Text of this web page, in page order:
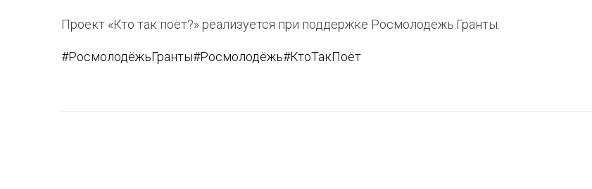
Проект «Кто так поёт?» реализуется при поддержке Росмолодёжь.Гранты.
#РосмолодёжьГранты#Росмолодёжь#КтоТакПоёт